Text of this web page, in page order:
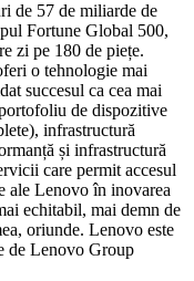
de 57 de miliarde de
Fortune Global 500,
zi pe 180 de piețe.
o tehnologie mai
succesul ca cea mai
de dispozitive
infrastructură
și infrastructură
care permit accesul
ale Lenovo în inovarea
echitabil, mai demn de
oriunde. Lenovo este
de Lenovo Group